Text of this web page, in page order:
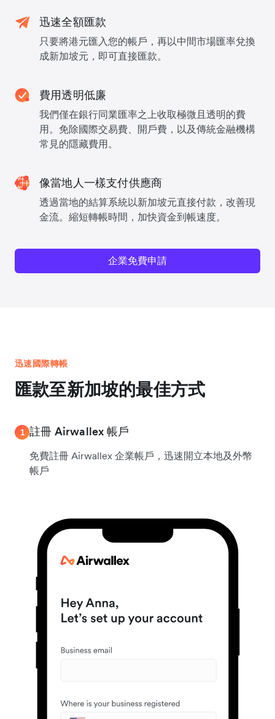
迅速全額匯款
只要將港元匯入您的帳戶，再以中間市場匯率兌換
成新加坡元，即可直接匯款。
費用透明低廉
我們僅在銀行同業匯率之上收取極微且透明的費
用。免除國際交易費、開戶費，以及傳統金融機構
常見的隱藏費用。
像當地人一樣支付供應商
透過當地的結算系統以新加坡元直接付款，改善現
金流。縮短轉帳時間，加快資金到帳速度。
企業免費申請
迅速國際轉帳
匯款至新加坡的最佳方式
1 註冊 Airwallex 帳戶
免費註冊 Airwallex 企業帳戶，迅速開立本地及外幣
帳戶